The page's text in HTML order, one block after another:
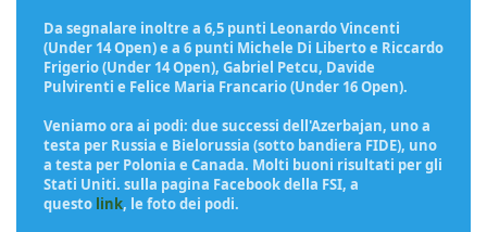
Da segnalare inoltre a 6,5 punti Leonardo Vincenti
(Under 14 Open) e a 6 punti Michele Di Liberto e Riccardo
Frigerio (Under 14 Open), Gabriel Petcu, Davide
Pulvirenti e Felice Maria Francario (Under 16 Open).
Veniamo ora ai podi: due successi dell'Azerbajan, uno a
testa per Russia e Bielorussia (sotto bandiera FIDE), uno
a testa per Polonia e Canada. Molti buoni risultati per gli
Stati Uniti. sulla pagina Facebook della FSI, a
questo link, le foto dei podi.